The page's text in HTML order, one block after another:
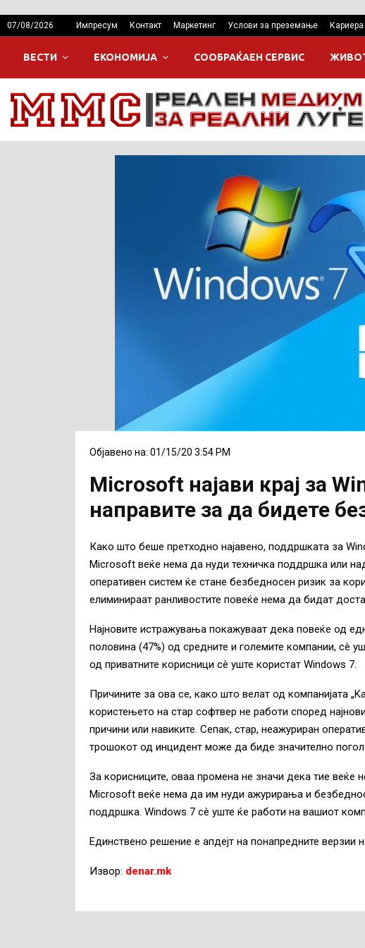
07/08/2026 Импресум Контакт Маркетинг Услови за преземање Кариера
ВЕСТИ ЕКОНОМИЈА СООБРАЌАЕН СЕРВИС
Објавено на: 01/15/20 3:54 PM
Microsoft најави крај за
направите за да бидете
Како што беше претходно најавено, поддршката за
Microsoft веќе нема да нуди техничка поддршка или
оперативен систем ќе стане безбедносен ризик за
елиминираат ранливостите повеќе нема да бидат
Најновите истражувања покажуваат дека повеќе од
половина (47%) од средните и големите компании, сè
од приватните корисници сè уште користат Windows 7.
Причините за ова се, како што велат од компанијата
користењето на стар софтвер не работи според
причини или навиките. Сепак, стар, неажуриран
трошокот од инцидент може да биде значително
За корисниците, оваа промена не значи дека тие веќе
Microsoft веќе нема да им нуди ажурирања и
поддршка. Windows 7 сè уште ќе работи на вашиот
Единствено решение е апдејт на понапредните верзии
Извор: denar.mk